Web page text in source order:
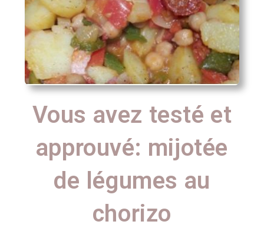
Vous avez testé et
approuvé: mijotée
de légumes au
chorizo